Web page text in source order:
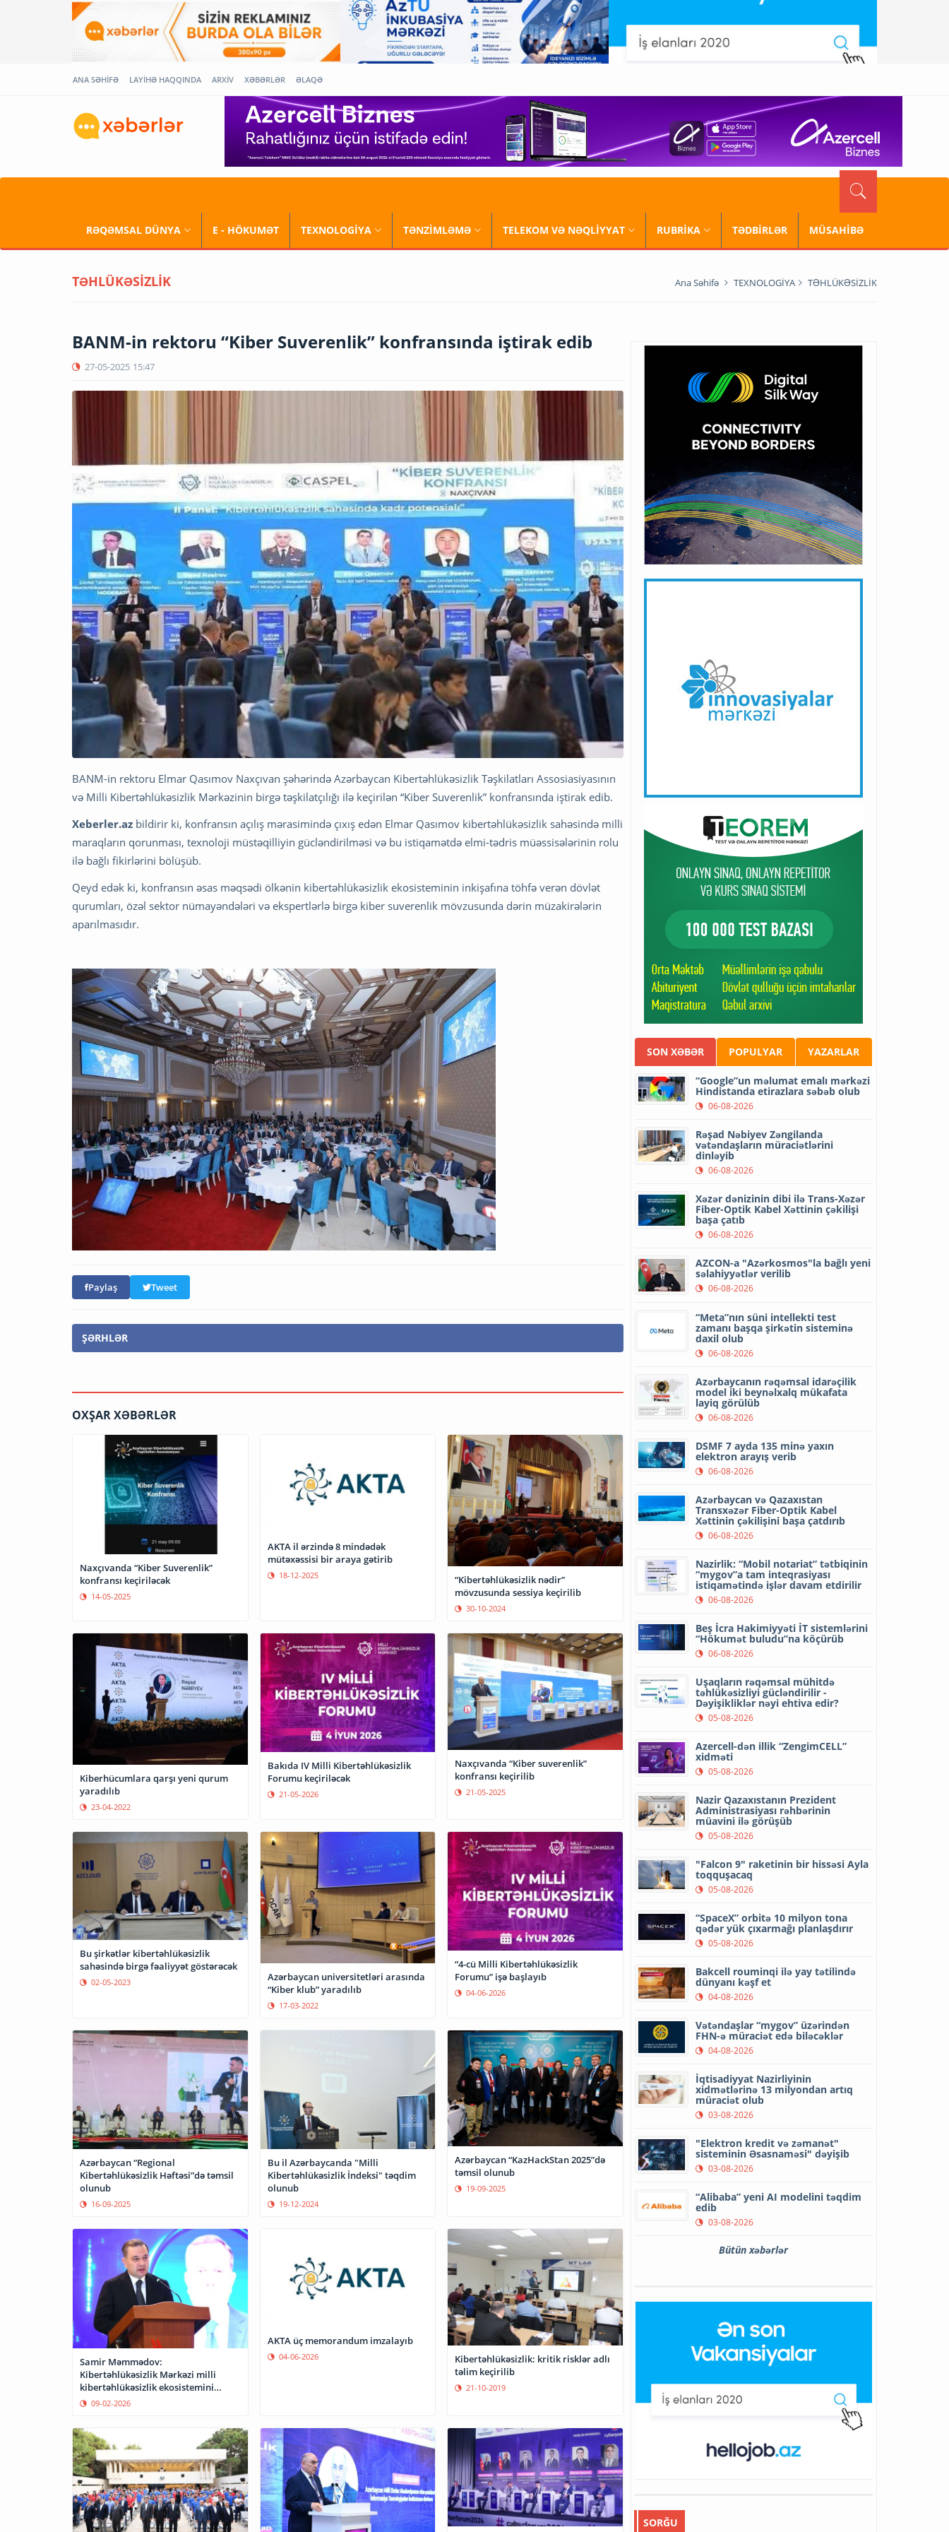
ANA SƏHİFƏ LAYİHƏ HAQQINDA ARXİV XƏBƏRLƏR ƏLAQƏ
RƏQƏMSAL DÜNYA E - HÖKUMƏT TEXNOLOGİYA TƏNZİMLƏMƏ TELEKOM VƏ NƏQLİYYAT RUBRİKA TƏDBİRLƏR MÜSAHİBƏ
TƏHLÜKƏSİZLİK Ana Səhifə TEXNOLOGİYA TƏHLÜKƏSİZLİK
BANM-in rektoru “Kiber Suverenlik” konfransında iştirak edib
27-05-2025 15:47
BANM-in rektoru Elmar Qasımov Naxçıvan şəhərində Azərbaycan Kibertəhlükəsizlik Təşkilatları Assosiasiyasının
və Milli Kibertəhlükəsizlik Mərkəzinin birgə təşkilatçılığı ilə keçirilən “Kiber Suverenlik” konfransında iştirak edib.
Xeberler.az bildirir ki, konfransın açılış mərasimində çıxış edən Elmar Qasımov kibertəhlükəsizlik sahəsində milli
maraqların qorunması, texnoloji müstəqilliyin gücləndirilməsi və bu istiqamətdə elmi-tədris müəssisələrinin rolu
ilə bağlı fikirlərini bölüşüb.
Qeyd edək ki, konfransın əsas məqsədi ölkənin kibertəhlükəsizlik ekosisteminin inkişafına töhfə verən dövlət
qurumları, özəl sektor nümayəndələri və ekspertlərlə birgə kiber suverenlik mövzusunda dərin müzakirələrin
aparılmasıdır.
Paylaş Tweet
ŞƏRHLƏR
OXŞAR XƏBƏRLƏR
Naxçıvanda “Kiber Suverenlik”
konfransı keçiriləcək
14-05-2025
AKTA il ərzində 8 mindədək
mütəxəssisi bir araya gətirib
18-12-2025
“Kibertəhlükəsizlik nədir”
mövzusunda sessiya keçirilib
30-10-2024
Kiberhücumlara qarşı yeni qurum
yaradılıb
23-04-2022
Bakıda IV Milli Kibertəhlükəsizlik
Forumu keçiriləcək
21-05-2026
Naxçıvanda “Kiber suverenlik”
konfransı keçirilib
21-05-2025
Bu şirkətlər kibertəhlükəsizlik
sahəsində birgə fəaliyyət göstərəcək
02-05-2023
Azərbaycan universitetləri arasında
“Kiber klub” yaradılıb
17-03-2022
“4-cü Milli Kibertəhlükəsizlik
Forumu” işə başlayıb
04-06-2026
Azərbaycan “Regional
Kibertəhlükəsizlik Həftəsi”də təmsil
olunub
16-09-2025
Bu il Azərbaycanda "Milli
Kibertəhlükəsizlik İndeksi" təqdim
olunub
19-12-2024
Azərbaycan “KazHackStan 2025”də
təmsil olunub
19-09-2025
Samir Məmmədov:
Kibertəhlükəsizlik Mərkəzi milli
kibertəhlükəsizlik ekosistemini
gücləndirir
09-02-2026
AKTA üç memorandum imzalayıb
04-06-2026
Kibertəhlükəsizlik: kritik risklər adlı
təlim keçirilib
21-10-2019
SON XƏBƏR POPULYAR YAZARLAR
“Google”un məlumat emalı mərkəzi
Hindistanda etirazlara səbəb olub
06-08-2026
Rəşad Nəbiyev Zəngilanda
vətəndaşların müraciətlərini
dinləyib
06-08-2026
Xəzər dənizinin dibi ilə Trans-Xəzər
Fiber-Optik Kabel Xəttinin çəkilişi
başa çatıb
06-08-2026
AZCON-a "Azərkosmos"la bağlı yeni
səlahiyyətlər verilib
06-08-2026
“Meta”nın süni intellekti test
zamanı başqa şirkətin sisteminə
daxil olub
06-08-2026
Azərbaycanın rəqəmsal idarəçilik
model iki beynəlxalq mükafata
layiq görülüb
06-08-2026
DSMF 7 ayda 135 minə yaxın
elektron arayış verib
06-08-2026
Azərbaycan və Qazaxıstan
Transxəzər Fiber-Optik Kabel
Xəttinin çəkilişini başa çatdırıb
06-08-2026
Nazirlik: “Mobil notariat” tətbiqinin
“mygov”a tam inteqrasiyası
istiqamətində işlər davam etdirilir
06-08-2026
Beş İcra Hakimiyyəti İT sistemlərini
“Hökumət buludu”na köçürüb
06-08-2026
Uşaqların rəqəmsal mühitdə
təhlükəsizliyi gücləndirilir -
Dəyişikliklər nəyi ehtiva edir?
05-08-2026
Azercell-dən illik “ZengimCELL”
xidməti
05-08-2026
Nazir Qazaxıstanın Prezident
Administrasiyası rəhbərinin
müavini ilə görüşüb
05-08-2026
"Falcon 9" raketinin bir hissəsi Ayla
toqquşacaq
05-08-2026
“SpaceX” orbitə 10 milyon tona
qədər yük çıxarmağı planlaşdırır
05-08-2026
Bakcell rouminqi ilə yay tətilində
dünyanı kəşf et
04-08-2026
Vətəndaşlar “mygov” üzərindən
FHN-ə müraciət edə biləcəklər
04-08-2026
İqtisadiyyat Nazirliyinin
xidmətlərinə 13 milyondan artıq
müraciət olub
03-08-2026
"Elektron kredit və zəmanət"
sisteminin Əsasnaməsi" dəyişib
03-08-2026
“Alibaba” yeni AI modelini təqdim
edib
03-08-2026
Bütün xəbərlər
SORĞU